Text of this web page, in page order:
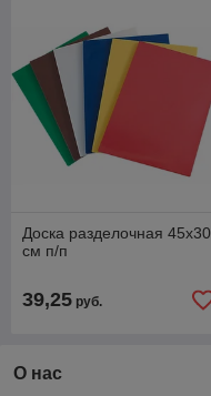
Доска разделочная 45х30
см п/п
39,25 руб.
О нас